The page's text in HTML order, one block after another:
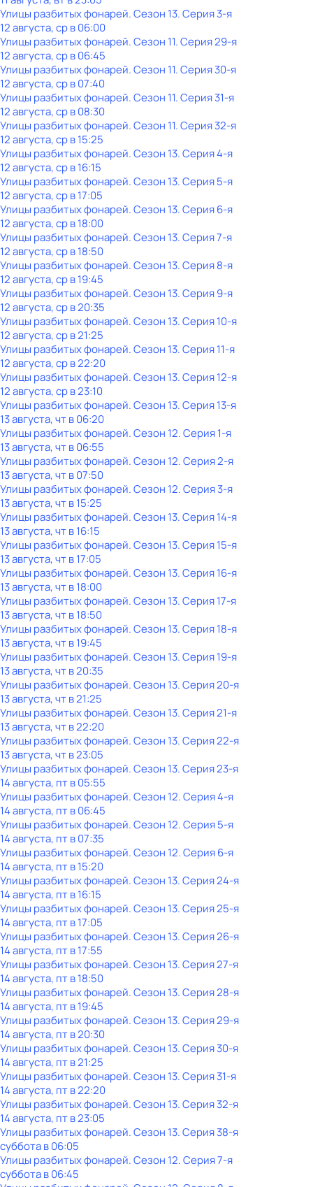
Улицы разбитых фонарей. Сезон 13. Серия 3-я
12 августа, ср в 06:00
Улицы разбитых фонарей. Сезон 11. Серия 29-я
12 августа, ср в 06:45
Улицы разбитых фонарей. Сезон 11. Серия 30-я
12 августа, ср в 07:40
Улицы разбитых фонарей. Сезон 11. Серия 31-я
12 августа, ср в 08:30
Улицы разбитых фонарей. Сезон 11. Серия 32-я
12 августа, ср в 15:25
Улицы разбитых фонарей. Сезон 13. Серия 4-я
12 августа, ср в 16:15
Улицы разбитых фонарей. Сезон 13. Серия 5-я
12 августа, ср в 17:05
Улицы разбитых фонарей. Сезон 13. Серия 6-я
12 августа, ср в 18:00
Улицы разбитых фонарей. Сезон 13. Серия 7-я
12 августа, ср в 18:50
Улицы разбитых фонарей. Сезон 13. Серия 8-я
12 августа, ср в 19:45
Улицы разбитых фонарей. Сезон 13. Серия 9-я
12 августа, ср в 20:35
Улицы разбитых фонарей. Сезон 13. Серия 10-я
12 августа, ср в 21:25
Улицы разбитых фонарей. Сезон 13. Серия 11-я
12 августа, ср в 22:20
Улицы разбитых фонарей. Сезон 13. Серия 12-я
12 августа, ср в 23:10
Улицы разбитых фонарей. Сезон 13. Серия 13-я
13 августа, чт в 06:20
Улицы разбитых фонарей. Сезон 12. Серия 1-я
13 августа, чт в 06:55
Улицы разбитых фонарей. Сезон 12. Серия 2-я
13 августа, чт в 07:50
Улицы разбитых фонарей. Сезон 12. Серия 3-я
13 августа, чт в 15:25
Улицы разбитых фонарей. Сезон 13. Серия 14-я
13 августа, чт в 16:15
Улицы разбитых фонарей. Сезон 13. Серия 15-я
13 августа, чт в 17:05
Улицы разбитых фонарей. Сезон 13. Серия 16-я
13 августа, чт в 18:00
Улицы разбитых фонарей. Сезон 13. Серия 17-я
13 августа, чт в 18:50
Улицы разбитых фонарей. Сезон 13. Серия 18-я
13 августа, чт в 19:45
Улицы разбитых фонарей. Сезон 13. Серия 19-я
13 августа, чт в 20:35
Улицы разбитых фонарей. Сезон 13. Серия 20-я
13 августа, чт в 21:25
Улицы разбитых фонарей. Сезон 13. Серия 21-я
13 августа, чт в 22:20
Улицы разбитых фонарей. Сезон 13. Серия 22-я
13 августа, чт в 23:05
Улицы разбитых фонарей. Сезон 13. Серия 23-я
14 августа, пт в 05:55
Улицы разбитых фонарей. Сезон 12. Серия 4-я
14 августа, пт в 06:45
Улицы разбитых фонарей. Сезон 12. Серия 5-я
14 августа, пт в 07:35
Улицы разбитых фонарей. Сезон 12. Серия 6-я
14 августа, пт в 15:20
Улицы разбитых фонарей. Сезон 13. Серия 24-я
14 августа, пт в 16:15
Улицы разбитых фонарей. Сезон 13. Серия 25-я
14 августа, пт в 17:05
Улицы разбитых фонарей. Сезон 13. Серия 26-я
14 августа, пт в 17:55
Улицы разбитых фонарей. Сезон 13. Серия 27-я
14 августа, пт в 18:50
Улицы разбитых фонарей. Сезон 13. Серия 28-я
14 августа, пт в 19:45
Улицы разбитых фонарей. Сезон 13. Серия 29-я
14 августа, пт в 20:30
Улицы разбитых фонарей. Сезон 13. Серия 30-я
14 августа, пт в 21:25
Улицы разбитых фонарей. Сезон 13. Серия 31-я
14 августа, пт в 22:20
Улицы разбитых фонарей. Сезон 13. Серия 32-я
14 августа, пт в 23:05
Улицы разбитых фонарей. Сезон 13. Серия 38-я
субботав06:05
Улицы разбитых фонарей. Сезон 12. Серия 7-я
субботав06:45